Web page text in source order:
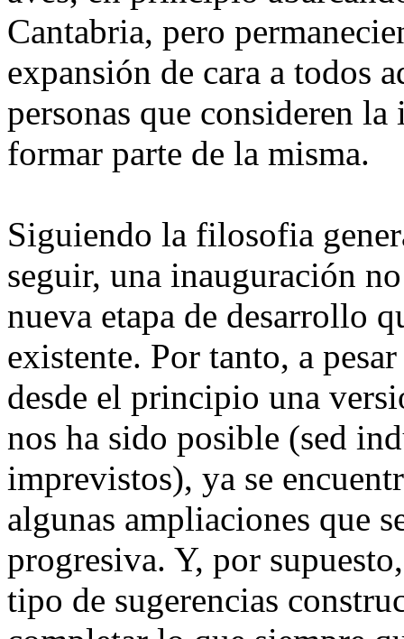
Cantabria, pero
expansión de cara a todos
personas que consideren
formar parte de la misma.
Siguiendo la filosofia
seguir, una inauguración
nueva etapa de desarrollo
existente. Por tanto, a
desde el principio una
nos ha sido posible (sed
imprevistos), ya se
algunas ampliaciones que
progresiva. Y, por
tipo de sugerencias